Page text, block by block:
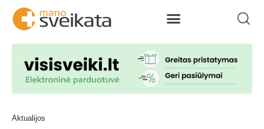
Aktualijos